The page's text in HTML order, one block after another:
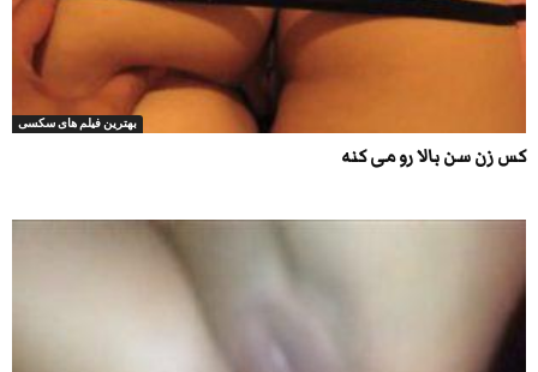
بهترین فیلم های سکسی
کس زن سن بالا رو می کنه